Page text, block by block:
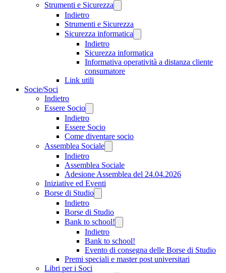
Strumenti e Sicurezza
Indietro
Strumenti e Sicurezza
Sicurezza informatica
Indietro
Sicurezza informatica
Informativa operatività a distanza cliente
consumatore
Link utili
Socie/Soci
Indietro
Essere Socio
Indietro
Essere Socio
Come diventare socio
Assemblea Sociale
Indietro
Assemblea Sociale
Adesione Assemblea del 24.04.2026
Iniziative ed Eventi
Borse di Studio
Indietro
Borse di Studio
Bank to school!
Indietro
Bank to school!
Evento di consegna delle Borse di Studio
Premi speciali e master post universitari
Libri per i Soci